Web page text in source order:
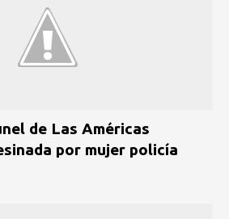
de Las Américas
por mujer policía